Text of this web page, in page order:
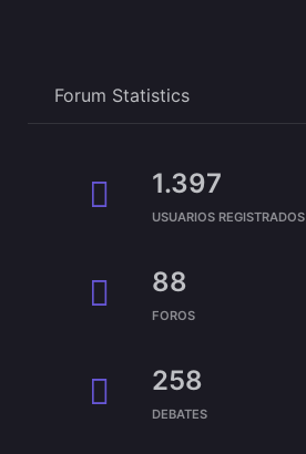
Forum Statistics
1.397
USUARIOS REGISTRADOS
88
FOROS
258
DEBATES